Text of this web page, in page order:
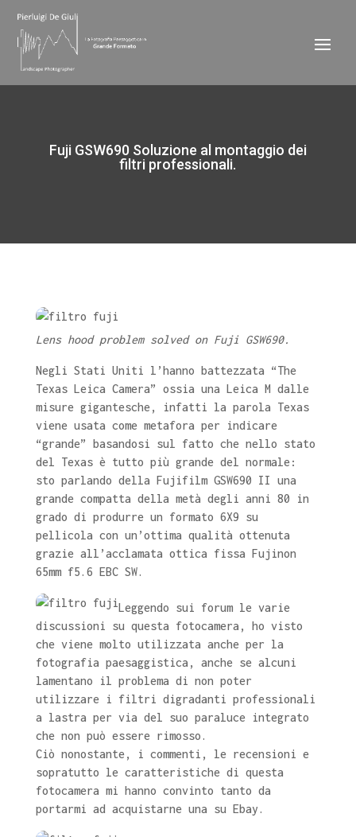
Fuji GSW690 Soluzione al montaggio dei
filtri professionali.
Lens hood problem solved on Fuji GSW690.
Negli Stati Uniti l’hanno battezzata “The
Texas Leica Camera” ossia una Leica M dalle
misure gigantesche, infatti la parola Texas
viene usata come metafora per indicare
“grande” basandosi sul fatto che nello stato
del Texas è tutto più grande del normale:
sto parlando della Fujifilm GSW690 II una
grande compatta della metà degli anni 80 in
grado di produrre un formato 6X9 su
pellicola con un’ottima qualità ottenuta
grazie all’acclamata ottica fissa Fujinon
65mm f5.6 EBC SW.
Leggendo sui forum le varie
discussioni su questa fotocamera, ho visto
che viene molto utilizzata anche per la
fotografia paesaggistica, anche se alcuni
lamentano il problema di non poter
utilizzare i filtri digradanti professionali
a lastra per via del suo paraluce integrato
che non può essere rimosso.
Ciò nonostante, i commenti, le recensioni e
sopratutto le caratteristiche di questa
fotocamera mi hanno convinto tanto da
portarmi ad acquistarne una su Ebay.